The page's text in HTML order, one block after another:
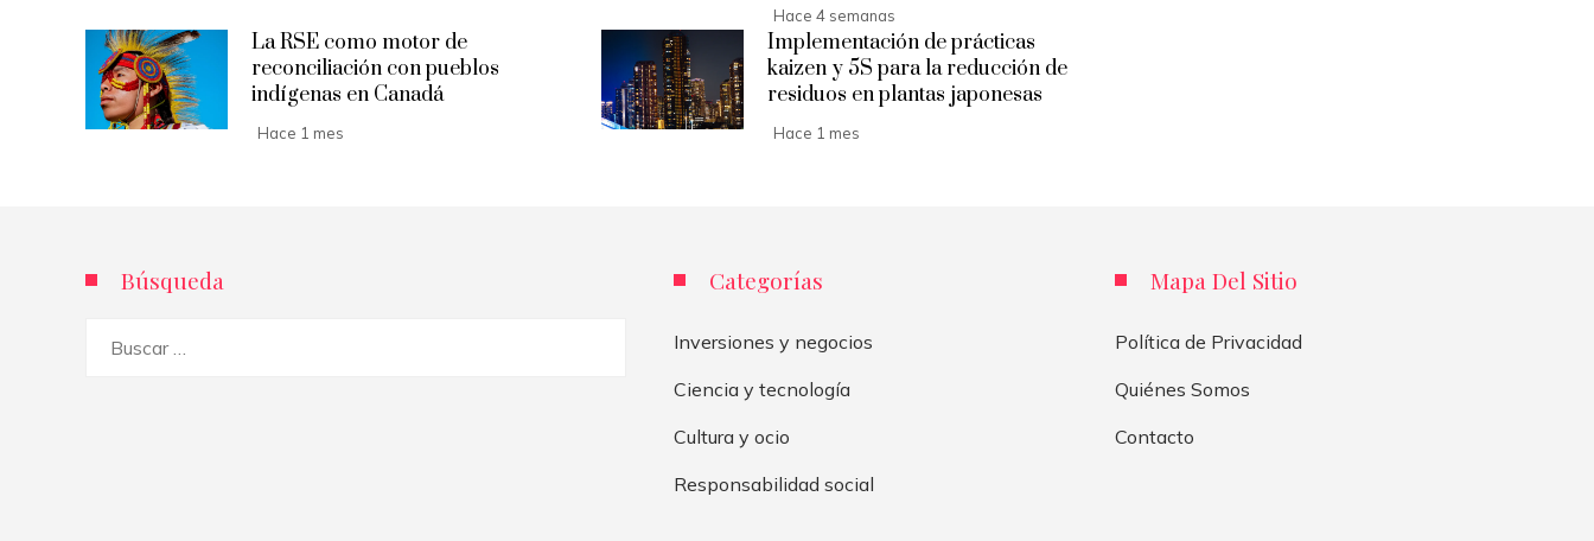
Hace 4 semanas
La RSE como motor de
reconciliación con pueblos
indígenas en Canadá
Hace 1 mes
Implementación de prácticas
kaizen y 5S para la reducción de
residuos en plantas japonesas
Hace 1 mes
Búsqueda Categorías
Inversiones y negocios
Ciencia y tecnología
Cultura y ocio
Responsabilidad social
Mapa Del Sitio
Política de Privacidad
Quiénes Somos
Contacto